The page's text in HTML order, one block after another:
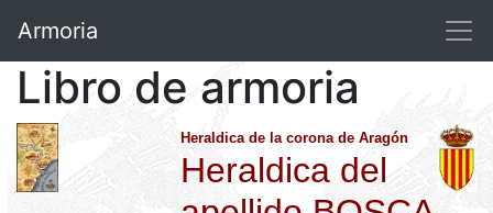
Armoria
Libro de armoria
Heraldica de la corona de Aragón
Heraldica del